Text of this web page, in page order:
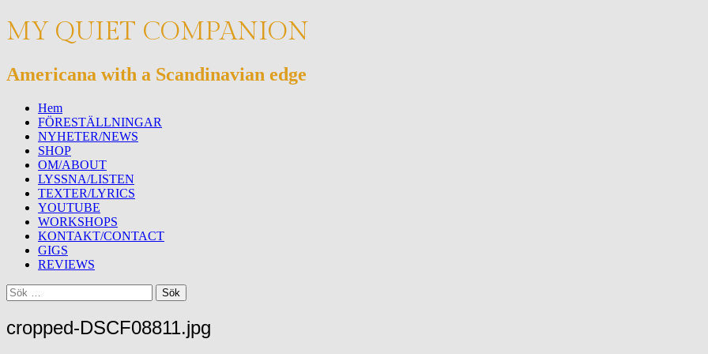
MY QUIET COMPANION
Americana with a Scandinavian edge
Meny
Hoppa
innehåll
Hem
FÖRESTÄLLNINGAR
NYHETER/NEWS
SHOP
OM/ABOUT
LYSSNA/LISTEN
TEXTER/LYRICS
YOUTUBE
WORKSHOPS
KONTAKT/CONTACT
GIGS
REVIEWS
Sök
Sök
efter:
cropped-DSCF08811.jpg